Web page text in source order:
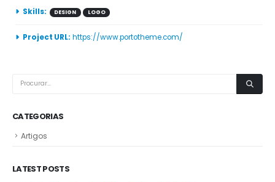
Skills: DESIGN LOGO
Project URL: https://www.portotheme.com/
CATEGORIAS
Artigos
LATEST POSTS